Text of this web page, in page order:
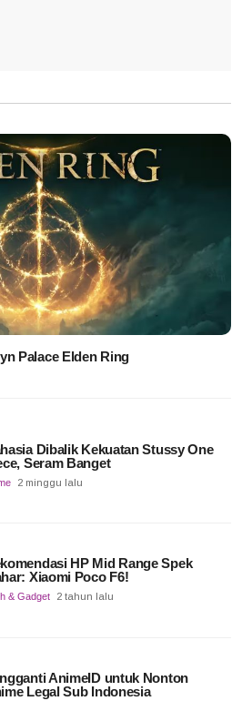
Palace Elden Ring
Dibalik Kekuatan Stussy One
Seram Banget
2 minggu lalu
HP Mid Range Spek
Xiaomi Poco F6!
& Gadget 2 tahun lalu
AnimeID untuk Nonton
Legal Sub Indonesia